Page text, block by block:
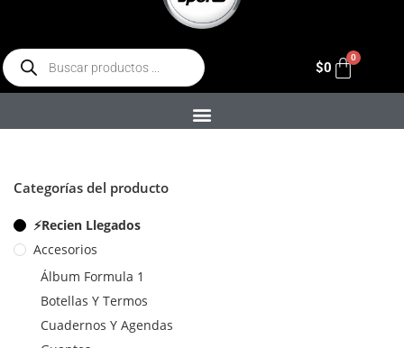
$0
Categorías del producto
⚡Recien Llegados
Accesorios
Álbum Formula 1
Botellas Y Termos
Cuadernos Y Agendas